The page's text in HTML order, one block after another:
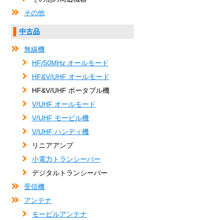
その他
中古品
無線機
HF/50MHz オールモード
HF&V/UHF オールモード
HF&V/UHF ポータブル機
V/UHF オールモード
V/UHF モービル機
V/UHF ハンディ機
リニアアンプ
小電力トランシーバー
デジタルトランシーバー
受信機
アンテナ
モービルアンテナ